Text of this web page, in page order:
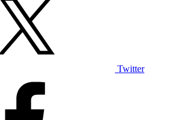
Twitter